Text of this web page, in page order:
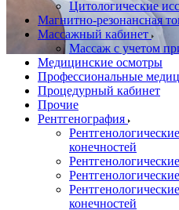
Цитологические
Магнитно-резонансная
Массажный кабинет
Массаж с учетом
Медицинские осмотры
Профессиональные
Процедурный кабинет
Прочие
Рентгенография
конечностей
конечностей